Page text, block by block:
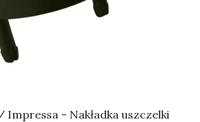
Impressa - Nakładka uszczelki